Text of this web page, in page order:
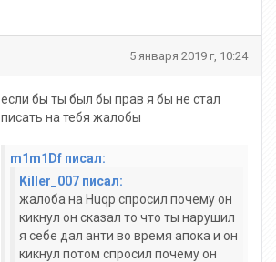
5 января 2019 г, 10:24
если бы ты был бы прав я бы не стал
писать на тебя жалобы
m1m1Df писал:
Killer_007 писал:
жалоба на Huqp спросил почему он
кикнул он сказал то что ты нарушил
я себе дал анти во время апока и он
кикнул потом спросил почему он